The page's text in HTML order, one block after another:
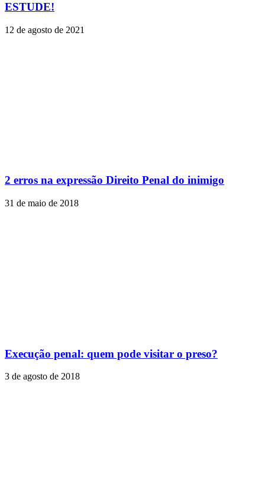
ESTUDE!
12 de agosto de 2021
2 erros na expressão Direito Penal do inimigo
31 de maio de 2018
Execução penal: quem pode visitar o preso?
3 de agosto de 2018